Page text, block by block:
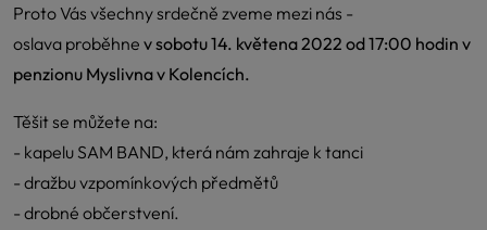
Proto Vás všechny srdečně zveme mezi nás -
oslava proběhne v sobotu 14. květena 2022 od 17:00 hodin v
penzionu Myslivna v Kolencích.
Těšit se můžete na:
- kapelu SAM BAND, která nám zahraje k tanci
- dražbu vzpomínkových předmětů
- drobné občerstvení.